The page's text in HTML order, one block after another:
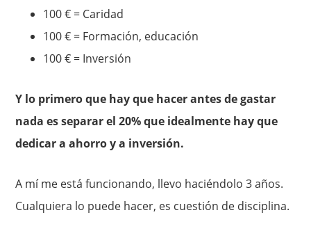
100 € = Caridad
100 € = Formación, educación
100 € = Inversión
Y lo primero que hay que hacer antes de gastar
nada es separar el 20% que idealmente hay que
dedicar a ahorro y a inversión.
A mí me está funcionando, llevo haciéndolo 3 años.
Cualquiera lo puede hacer, es cuestión de disciplina.